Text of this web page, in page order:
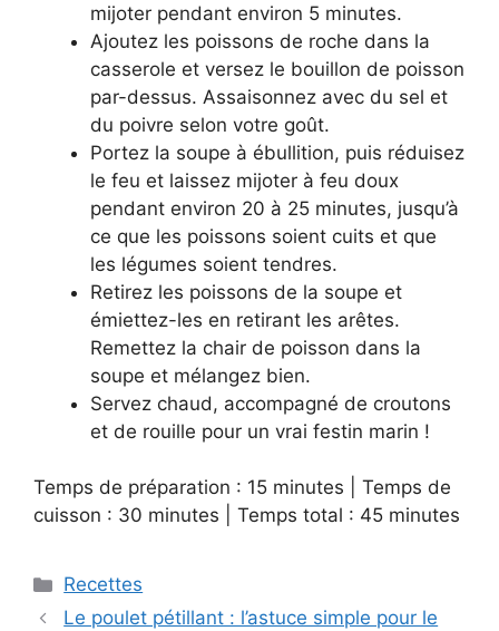
mijoter pendant environ 5 minutes.
Ajoutez les poissons de roche dans la
casserole et versez le bouillon de poisson
par-dessus. Assaisonnez avec du sel et
du poivre selon votre goût.
Portez la soupe à ébullition, puis réduisez
le feu et laissez mijoter à feu doux
pendant environ 20 à 25 minutes, jusqu’à
ce que les poissons soient cuits et que
les légumes soient tendres.
Retirez les poissons de la soupe et
émiettez-les en retirant les arêtes.
Remettez la chair de poisson dans la
soupe et mélangez bien.
Servez chaud, accompagné de croutons
et de rouille pour un vrai festin marin !
Temps de préparation : 15 minutes | Temps de
cuisson : 30 minutes | Temps total : 45 minutes
Categories
Recettes
Le poulet pétillant : l’astuce simple pour le